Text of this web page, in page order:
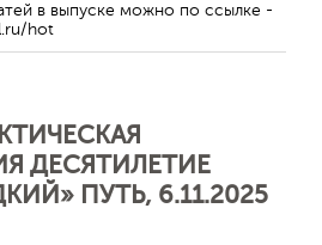
в выпуске можно по ссылке -
hot
ДЕСЯТИЛЕТИЕ
ПУТЬ, 6.11.2025